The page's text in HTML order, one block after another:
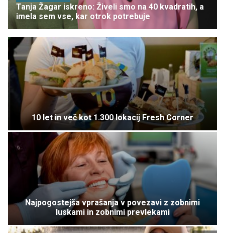
Tanja Žagar iskreno: Živeli smo na 40 kvadratih, a
imela sem vse, kar otrok potrebuje
10 let in več kot 1.300 lokacij Fresh Corner
Najpogostejša vprašanja v povezavi z zobnimi
luskami in zobnimi prevlekami